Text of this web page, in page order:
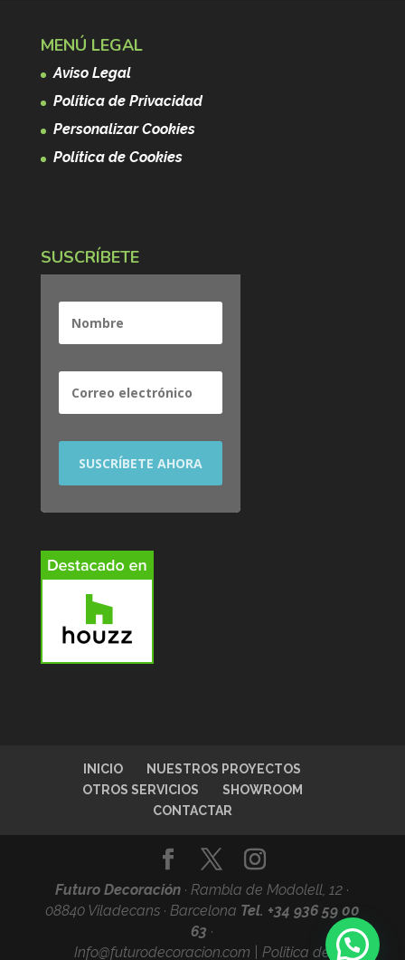
MENÚ LEGAL
Aviso Legal
Política de Privacidad
Personalizar Cookies
Política de Cookies
SUSCRÍBETE
INICIO
NUESTROS PROYECTOS
OTROS SERVICIOS
SHOWROOM
CONTACTAR
Futuro Decoración · Rambla de Modolell, 12 ·
08840 Viladecans · Barcelona Tel. +34 936 59 00
63 ·
Info@futurodecoracion.com
Politica de